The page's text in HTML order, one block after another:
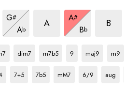
ッジョ
G#
7 アルペッジョ
Ab
7 アルペッジョ
A
7 アルペッジョ
A#
7 アルペッジョ
Bb
7 アルペッジ
B
dim7
m7b5
9
maj9
m9
7+5
7b5
mM7
6/9
aug